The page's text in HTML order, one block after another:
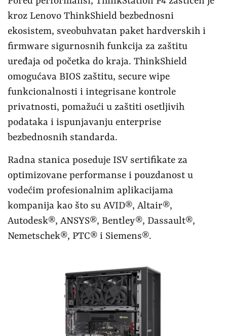
kroz Lenovo ThinkShield bezbednosni
ekosistem, sveobuhvatan paket hardverskih i
firmware sigurnosnih funkcija za zaštitu
uređaja od početka do kraja. ThinkShield
omogućava BIOS zaštitu, secure wipe
funkcionalnosti i integrisane kontrole
privatnosti, pomažući u zaštiti osetljivih
podataka i ispunjavanju enterprise
bezbednosnih standarda.
Radna stanica poseduje ISV sertifikate za
optimizovane performanse i pouzdanost u
vodećim profesionalnim aplikacijama
kompanija kao što su AVID®, Altair®,
Autodesk®, ANSYS®, Bentley®, Dassault®,
Nemetschek®, PTC® i Siemens®.